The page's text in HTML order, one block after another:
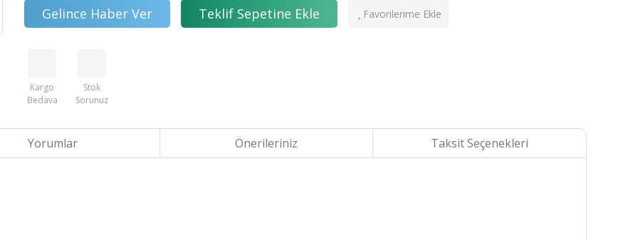
Gelince Haber Ver Teklif Sepetine Ekle
Kargo
Bedava
Stok
Sorunuz
Yorumlar Önerileriniz Taksit Seçenekleri